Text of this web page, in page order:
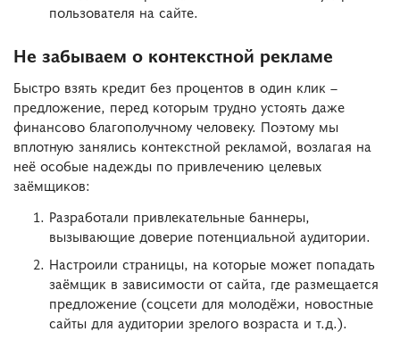
пользователя на сайте.
Не забываем о контекстной рекламе
Быстро взять кредит без процентов в один клик –
предложение, перед которым трудно устоять даже
финансово благополучному человеку. Поэтому мы
вплотную занялись контекстной рекламой, возлагая на
неё особые надежды по привлечению целевых
заёмщиков:
Разработали привлекательные баннеры,
вызывающие доверие потенциальной аудитории.
Настроили страницы, на которые может попадать
заёмщик в зависимости от сайта, где размещается
предложение (соцсети для молодёжи, новостные
сайты для аудитории зрелого возраста и т.д.).